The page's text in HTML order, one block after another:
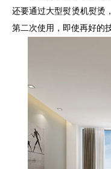
还要通过大型熨烫机熨烫
第二次使用，即使再好的